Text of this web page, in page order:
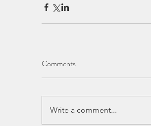
Comments
Write a comment...